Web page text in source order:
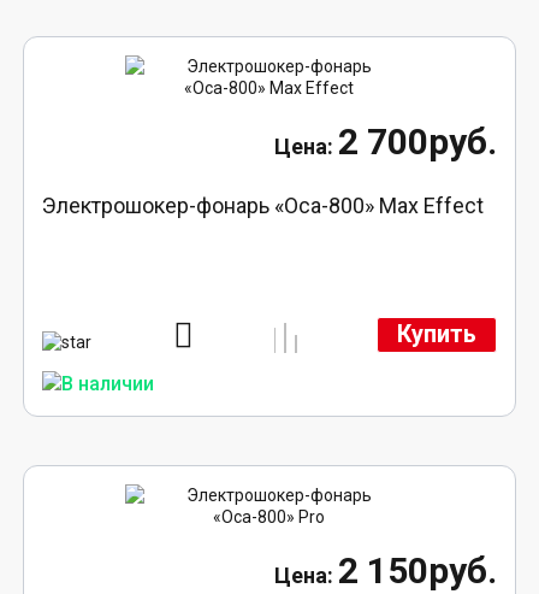
2 700руб.
Электрошокер-фонарь «Оса-800» Max Effect
Купить
2 150руб.